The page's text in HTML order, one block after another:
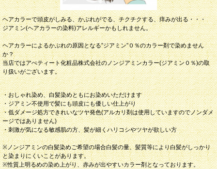
ヘアカラーで頭皮がしみる、かぶれがでる、チクチクする、痒みが出る・・・
ジアミン(ヘアカラーの染料)アレルギーかもしれません。
ヘアカラーによるかぶれの原因となる”ジアミン”０％のカラー剤で染めません
か？
当店ではアぺティート化粧品株式会社のノンジアミンカラー(ジアミン０％)の取
り扱いがございます。
・おしゃれ染め、白髪染めともにお染めいただけます
・ジアミン不使用で髪にも頭皮にも優しい仕上がり
・低ダメージ処方できれいなツヤ発色(アルカリ剤は使用していますのでノンダメ
ージではありません)
・刺激が気になる敏感肌の方、髪が細くハリコシやツヤが欲しい方
※ノンジアミンの白髪染めご希望の場合白髪の量、髪質等により白髪がしっかり
と染まりにくいことがあります。
※性質上明るめの染め上がり、赤みが出やすいカラー剤となっております。